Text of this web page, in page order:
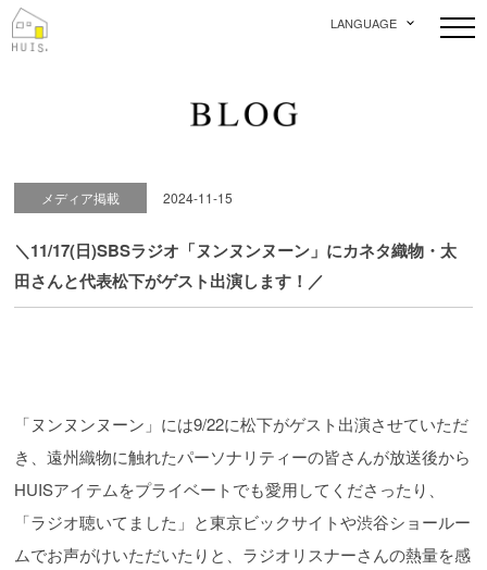
LANGUAGE
メディア掲載 2024-11-15
＼11/17(日)SBSラジオ「ヌンヌンヌーン」にカネタ織物・太
田さんと代表松下がゲスト出演します！／
「ヌンヌンヌーン」には9/22に松下がゲスト出演させていただ
き、遠州織物に触れたパーソナリティーの皆さんが放送後から
HUISアイテムをプライベートでも愛用してくださったり、
「ラジオ聴いてました」と東京ビックサイトや渋谷ショールー
ムでお声がけいただいたりと、ラジオリスナーさんの熱量を感